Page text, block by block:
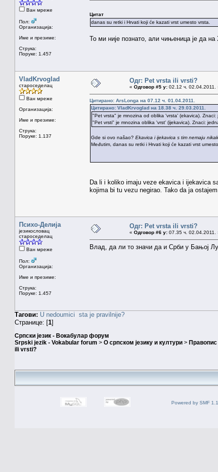
Ван мреже
Пол:
Организација:
Име и презиме:
Струка:
Поруке: 1.457
Цитат
danas su retki i Hrvati koji će kazati vrst umesto vrsta.
То ми није познато, али чињеница је да
VladKrvoglad
староседелац
Ван мреже
Организација:
Име и презиме:
Струка:
Поруке: 1.137
Одг: Pet vrsta ili vrsti?
« Одговор #5 у: 02.12 ч. 02.04.2011.
Цитирано: ArsLonga на 07.12 ч. 01.04.2011.
Цитирано: VladKrvoglad на 18.38 ч. 29.03.2011.
"Pet vrsta" je mnozina od oblika 'vrsta' (ekavica).
"Pet vrsti" je mnozina oblika 'vrst' (ijekavica). Znaci:
Gde si ovo našao? Ekavica i ijekavica s tim nemaju
Međutim, danas su retki i Hrvati koji će kazati vrst
Da li i koliko imaju veze ekavica i ijekavica
kojima bi tu vezu negirao. Tako da ja
Психо-Делија
језикословац
староседелац
Ван мреже
Пол:
Организација:
Име и презиме:
Струка:
Поруке: 1.457
Одг: Pet vrsta ili vrsti?
« Одговор #6 у: 07.35 ч. 02.04.2011.
Влад, да ли то значи да и Срби у Бањој
Тагови: U nedoumici sta je pravilnije?
Странице: [1]
Српски језик - Вокабулар форум
Srpski jezik - Vokabular forum > О српском језику и култури > Правопис
ili vrsti?
Powered by SMF